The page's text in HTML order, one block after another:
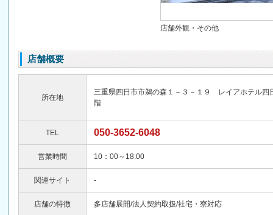
店舗外観・その他
店舗概要
所在地
三重県四日市市鵜の森１－３－１９ レイアホテル四
階
TEL 050-3652-6048
営業時間 10：00～18:00
関連サイト -
店舗の特徴 多店舗展開/法人契約取扱/社宅・寮対応